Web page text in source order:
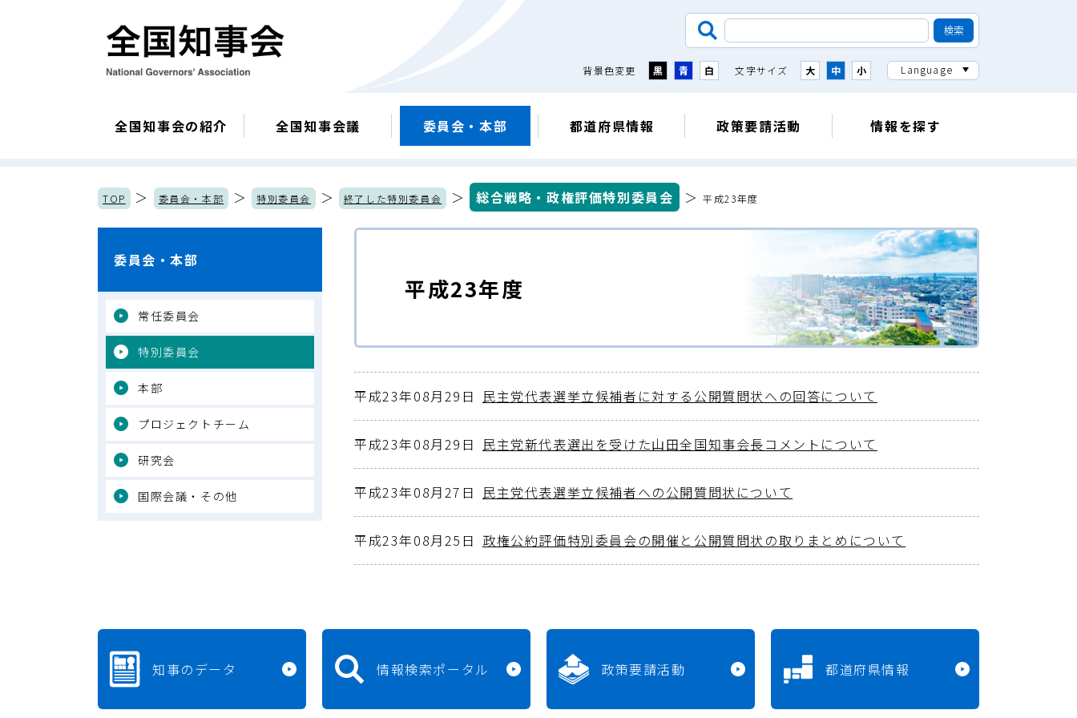
背景色変更 黒 青 白 文字サイズ 大 中 小 Language
全国知事会の紹介 全国知事会議 委員会・本部 都道府県情報 政策要請活動 情報を探す
TOP ＞ 委員会・本部 ＞ 特別委員会 ＞ 終了した特別委員会 ＞ 総合戦略・政権評価特別委員会 ＞平成23年度
平成23年度
平成23年08月29日 民主党代表選挙立候補者に対する公開質問状への回答について
平成23年08月29日 民主党新代表選出を受けた山田全国知事会長コメントについて
平成23年08月27日 民主党代表選挙立候補者への公開質問状について
平成23年08月25日 政権公約評価特別委員会の開催と公開質問状の取りまとめについて
委員会・本部
常任委員会
特別委員会
本部
プロジェクトチーム
研究会
国際会議・その他
知事のデータ 情報検索ポータル 政策要請活動 都道府県情報